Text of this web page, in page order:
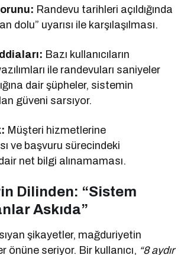
Randevu tarihleri açıldığında
dolu” uyarısı ile karşılaşılması.
Bazı kullanıcıların
ile randevuları saniyeler
dair şüpheler, sistemin
güveni sarsıyor.
Müşteri hizmetlerine
ve başvuru sürecindeki
net bilgi alınamaması.
Dilinden: “Sistem
Askıda”
şikayetler, mağduriyetin
önüne seriyor. Bir kullanıcı, “8 aydır